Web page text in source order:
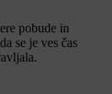
pobude in
se je ves čas